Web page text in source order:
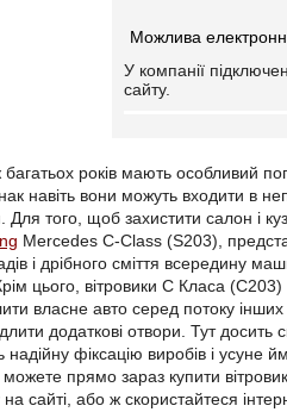
У компанії
сайту.
років мають особливий
навіть вони можуть входити в
того, щоб захистити салон і
Mercedes C-Class (S203),
і дрібного сміття всередину
Крім цього, вітровики С Класа
власне авто серед потоку
додаткові отвори. Тут
надійну фіксацію виробів і усуне
можете прямо зараз купити
сайті, або ж скористайтеся